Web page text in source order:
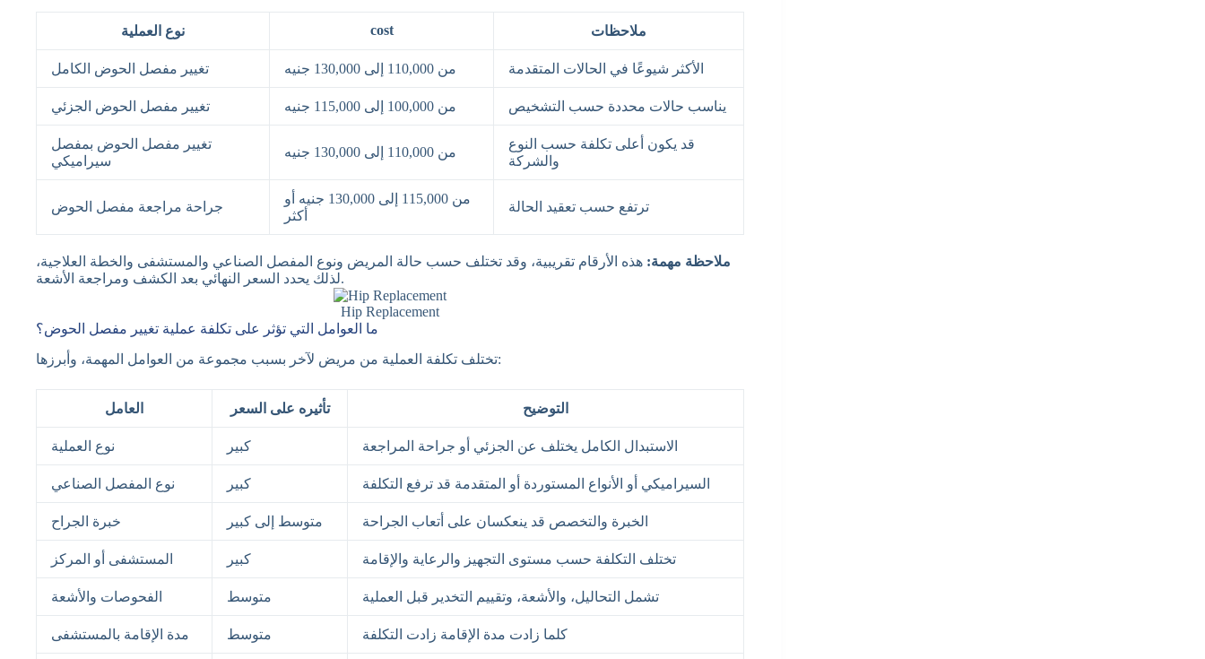
نوع العملية cost ملاحظات
تغيير مفصل الحوض الكامل من 110,000 إلى 130,000 جنيه الأكثر شيوعًا في الحالات المتقدمة
تغيير مفصل الحوض الجزئي من 100,000 إلى 115,000 جنيه يناسب حالات محددة حسب التشخيص
تغيير مفصل الحوض بمفصل
سيراميكي
من 110,000 إلى 130,000 جنيه
قد يكون أعلى تكلفة حسب النوع
والشركة
جراحة مراجعة مفصل الحوض
من 115,000 إلى 130,000 جنيه أو
أكثر
ترتفع حسب تعقيد الحالة
ملاحظة مهمة: هذه الأرقام تقريبية، وقد تختلف حسب حالة المريض ونوع المفصل الصناعي والمستشفى والخطة العلاجية،
لذلك يحدد السعر النهائي بعد الكشف ومراجعة الأشعة.
Hip Replacement
ما العوامل التي تؤثر على تكلفة عملية تغيير مفصل الحوض؟
تختلف تكلفة العملية من مريض لآخر بسبب مجموعة من العوامل المهمة، وأبرزها:
العامل تأثيره على السعر التوضيح
نوع العملية كبير الاستبدال الكامل يختلف عن الجزئي أو جراحة المراجعة
نوع المفصل الصناعي كبير السيراميكي أو الأنواع المستوردة أو المتقدمة قد ترفع التكلفة
خبرة الجراح متوسط إلى كبير الخبرة والتخصص قد ينعكسان على أتعاب الجراحة
المستشفى أو المركز كبير تختلف التكلفة حسب مستوى التجهيز والرعاية والإقامة
الفحوصات والأشعة متوسط تشمل التحاليل، والأشعة، وتقييم التخدير قبل العملية
مدة الإقامة بالمستشفى متوسط كلما زادت مدة الإقامة زادت التكلفة